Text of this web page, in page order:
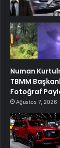
Numan
TBMM
Fotoğraf
Ağustos 7, 2026